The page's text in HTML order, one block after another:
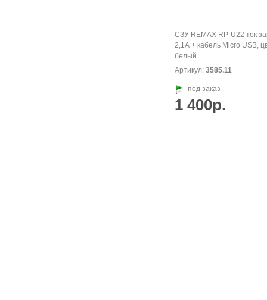
СЗУ REMAX RP-U22 ток
2,1А + кабель Micro USB,
белый.
Артикул: 3585.11
под заказ
1 400р.